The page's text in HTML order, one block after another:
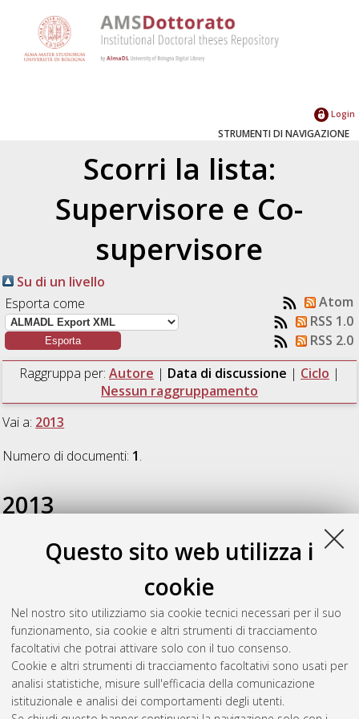
Questo sito web utilizza i
cookie
Nel nostro sito utilizziamo sia cookie tecnici necessari per il suo
funzionamento, sia cookie e altri strumenti di tracciamento
facoltativi che potrai attivare solo con il tuo consenso.
Cookie e altri strumenti di tracciamento facoltativi sono usati per
analisi statistiche, misure sull'efficacia della comunicazione
istituzionale e analisi dei comportamenti degli utenti.
Login
STRUMENTI DI NAVIGAZIONE
Scorri la lista:
Supervisore e Co-
supervisore
Su di un livello
Esporta come
Atom
RSS 1.0
RSS 2.0
Raggruppa per: Autore | Data di discussione | Ciclo |
Nessun raggruppamento
Vai a: 2013
Numero di documenti: 1.
2013
Bonora, Elisa(2013) Modeling systems and vis/NIR device to
improve peach and nectarine pre and post-harvest fruit
, [Dissertation thesis], Alma Mater
Studiorum Università di Bologna. Dottorato di ricerca in
Colture arboree ed agrosistemi forestali ornamentali e
paesaggistici, 25 Ciclo. DOI
10.6092/unibo/amsdottorato/5522.
Questa lista e' stata generata ilFri Aug 7 20:43:43 2026 CEST